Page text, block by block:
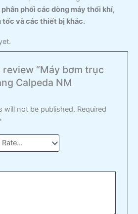
phối các dòng máy thổi khí,
tốc và các thiết bị khác.
“Máy bơm trục
Calpeda NM
will not be published. Required